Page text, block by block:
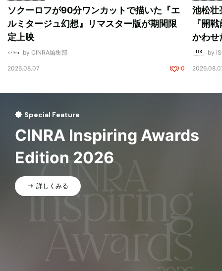
ソクーロフが90分ワンカットで描いた『エ
ルミタージュ幻想』リマスター版が期間限
定上映
by CINRA編集部
2026.08.07 0
池松壮
『開
かわせ
by
Special Feature
CINRA Inspiring Awards
Edition 2026
詳しくみる